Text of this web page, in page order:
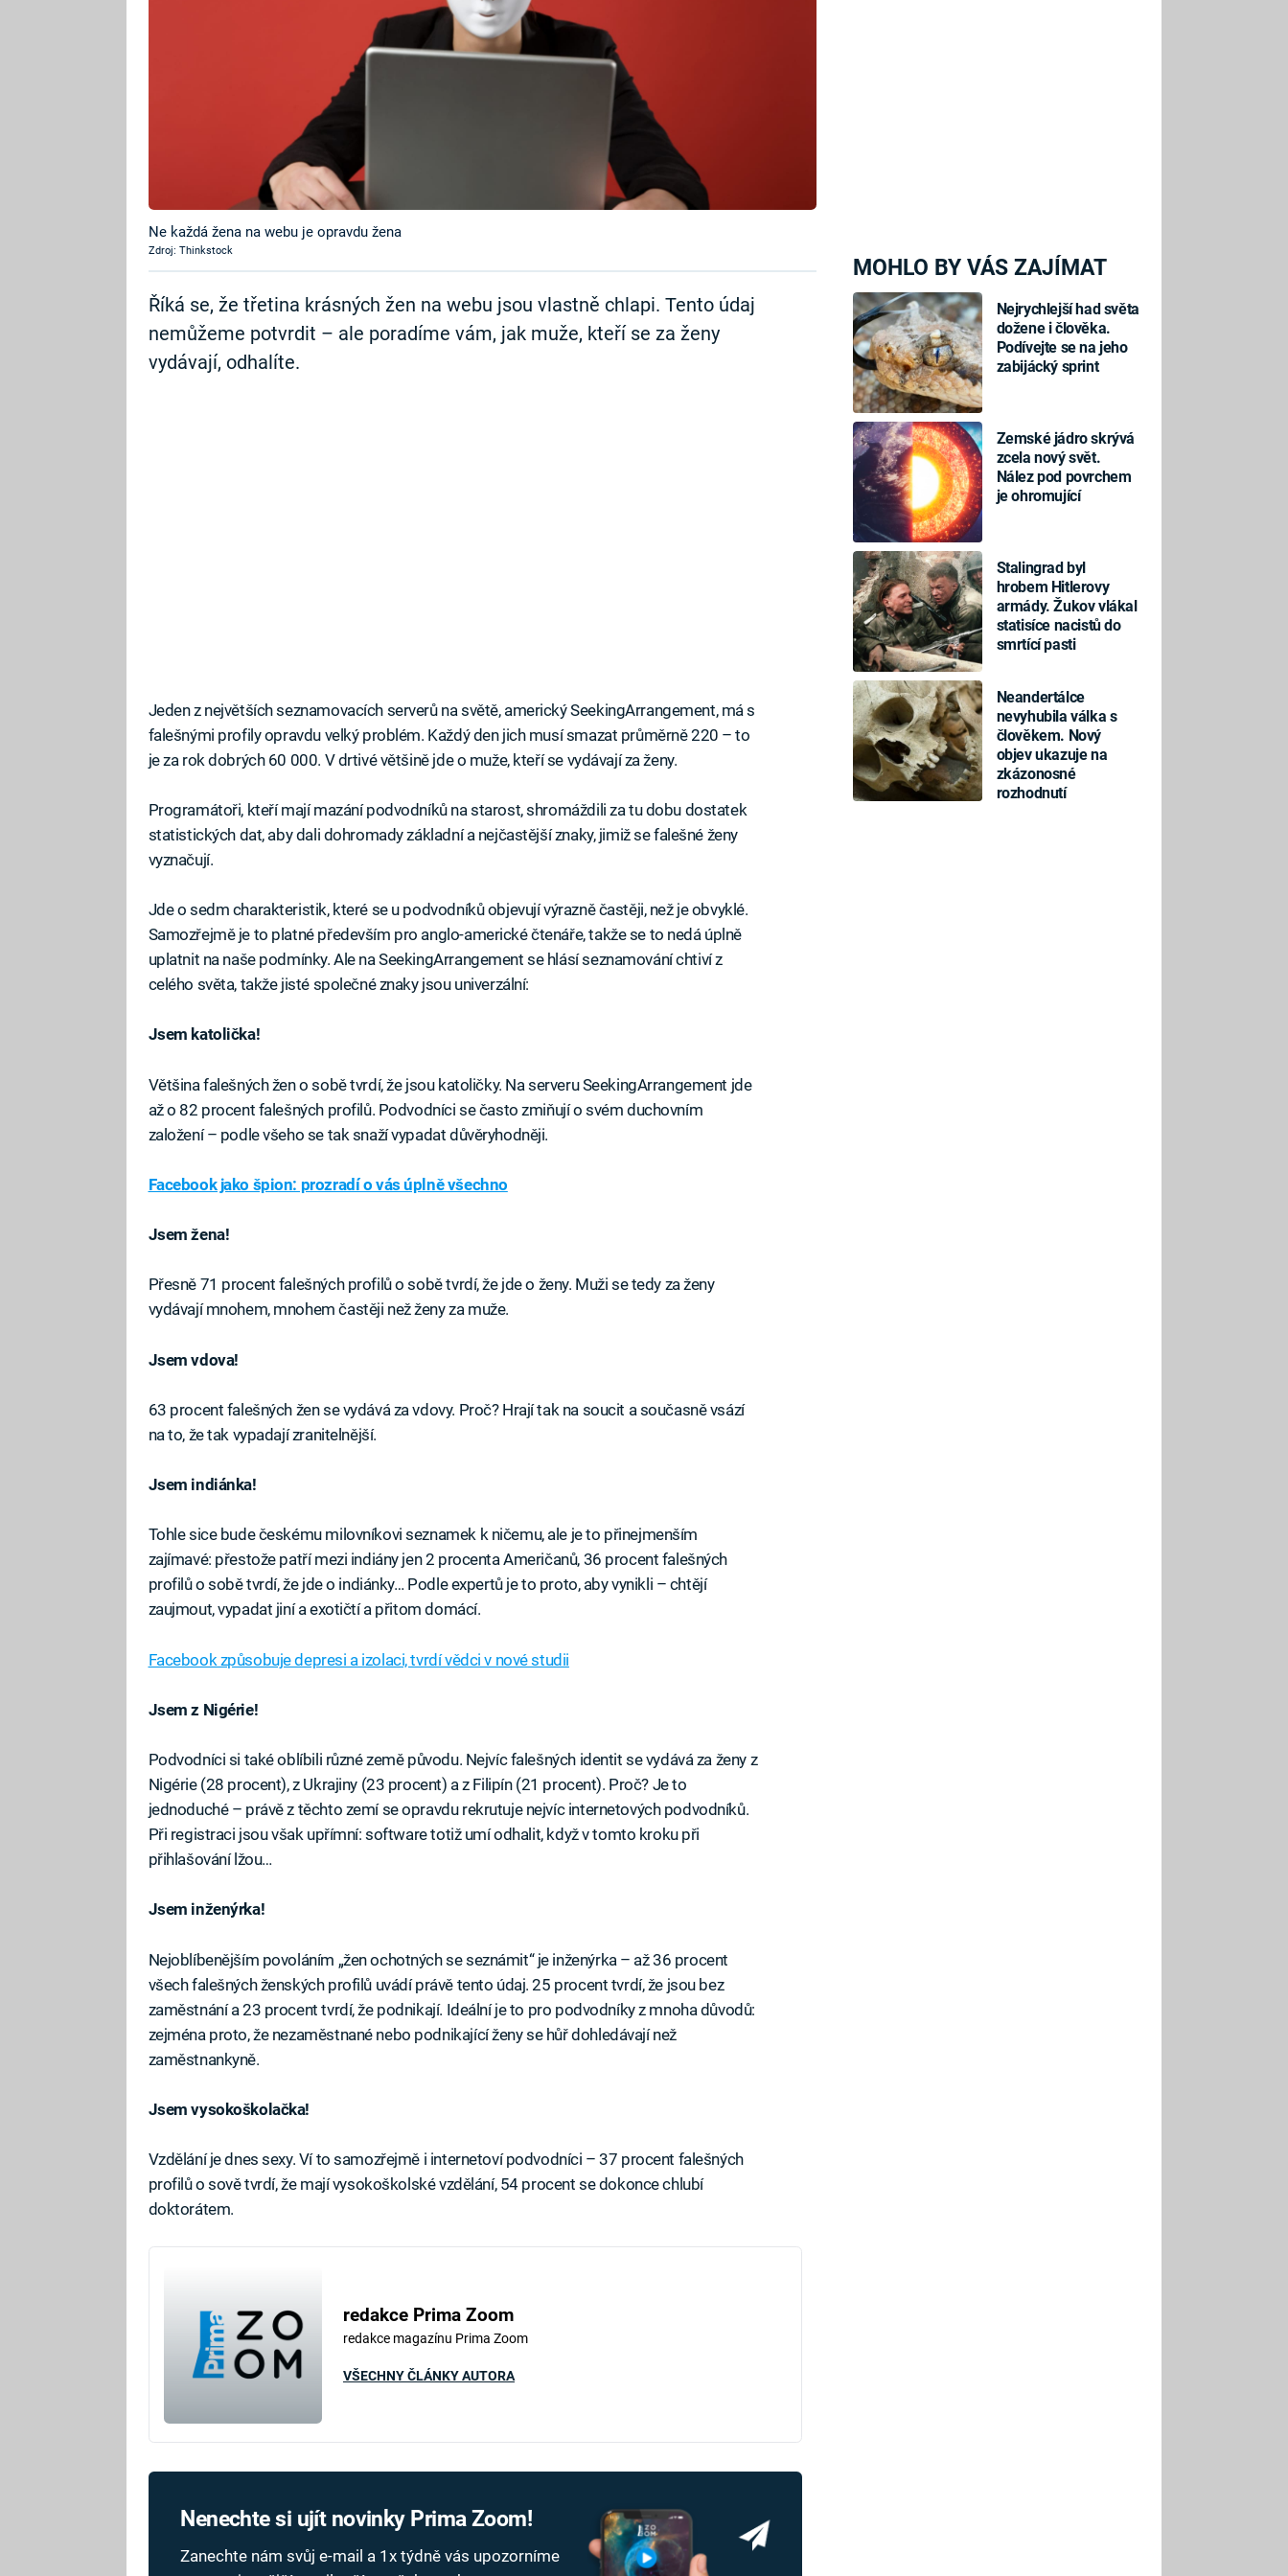
MOHLO BY VÁS ZAJÍMAT
Nejrychlejší had světa
dožene i člověka.
Podívejte se na jeho
zabijácký sprint
Zemské jádro skrývá
zcela nový svět.
Nález pod povrchem
je ohromující
Stalingrad byl
hrobem Hitlerovy
armády. Žukov vlákal
statisíce nacistů do
smrtící pasti
Neandertálce
nevyhubila válka s
člověkem. Nový
objev ukazuje na
zkázonosné
rozhodnutí
Ne každá žena na webu je opravdu žena
Zdroj: Thinkstock
Říká se, že třetina krásných žen na webu jsou vlastně chlapi. Tento údaj
nemůžeme potvrdit – ale poradíme vám, jak muže, kteří se za ženy
vydávají, odhalíte.
Jeden z největších seznamovacích serverů na světě, americký SeekingArrangement, má s
falešnými profily opravdu velký problém. Každý den jich musí smazat průměrně 220 – to
je za rok dobrých 60 000. V drtivé většině jde o muže, kteří se vydávají za ženy.
Programátoři, kteří mají mazání podvodníků na starost, shromáždili za tu dobu dostatek
statistických dat, aby dali dohromady základní a nejčastější znaky, jimiž se falešné ženy
vyznačují.
Jde o sedm charakteristik, které se u podvodníků objevují výrazně častěji, než je obvyklé.
Samozřejmě je to platné především pro anglo-americké čtenáře, takže se to nedá úplně
uplatnit na naše podmínky. Ale na SeekingArrangement se hlásí seznamování chtiví z
celého světa, takže jisté společné znaky jsou univerzální:
Jsem katolička!
Většina falešných žen o sobě tvrdí, že jsou katoličky. Na serveru SeekingArrangement jde
až o 82 procent falešných profilů. Podvodníci se často zmiňují o svém duchovním
založení – podle všeho se tak snaží vypadat důvěryhodněji.
Facebook jako špion: prozradí o vás úplně všechno
Jsem žena!
Přesně 71 procent falešných profilů o sobě tvrdí, že jde o ženy. Muži se tedy za ženy
vydávají mnohem, mnohem častěji než ženy za muže.
Jsem vdova!
63 procent falešných žen se vydává za vdovy. Proč? Hrají tak na soucit a současně vsází
na to, že tak vypadají zranitelnější.
Jsem indiánka!
Tohle sice bude českému milovníkovi seznamek k ničemu, ale je to přinejmenším
zajímavé: přestože patří mezi indiány jen 2 procenta Američanů, 36 procent falešných
profilů o sobě tvrdí, že jde o indiánky… Podle expertů je to proto, aby vynikli – chtějí
zaujmout, vypadat jiní a exotičtí a přitom domácí.
Facebook způsobuje depresi a izolaci, tvrdí vědci v nové studii
Jsem z Nigérie!
Podvodníci si také oblíbili různé země původu. Nejvíc falešných identit se vydává za ženy z
Nigérie (28 procent), z Ukrajiny (23 procent) a z Filipín (21 procent). Proč? Je to
jednoduché – právě z těchto zemí se opravdu rekrutuje nejvíc internetových podvodníků.
Při registraci jsou však upřímní: software totiž umí odhalit, když v tomto kroku při
přihlašování lžou…
Jsem inženýrka!
Nejoblíbenějším povoláním „žen ochotných se seznámit“ je inženýrka – až 36 procent
všech falešných ženských profilů uvádí právě tento údaj. 25 procent tvrdí, že jsou bez
zaměstnání a 23 procent tvrdí, že podnikají. Ideální je to pro podvodníky z mnoha důvodů:
zejména proto, že nezaměstnané nebo podnikající ženy se hůř dohledávají než
zaměstnankyně.
Jsem vysokoškolačka!
Vzdělání je dnes sexy. Ví to samozřejmě i internetoví podvodníci – 37 procent falešných
profilů o sově tvrdí, že mají vysokoškolské vzdělání, 54 procent se dokonce chlubí
doktorátem.
redakce Prima Zoom
redakce magazínu Prima Zoom
VŠECHNY ČLÁNKY AUTORA
Nenechte si ujít novinky Prima Zoom!
Zanechte nám svůj e-mail a 1x týdně vás upozorníme